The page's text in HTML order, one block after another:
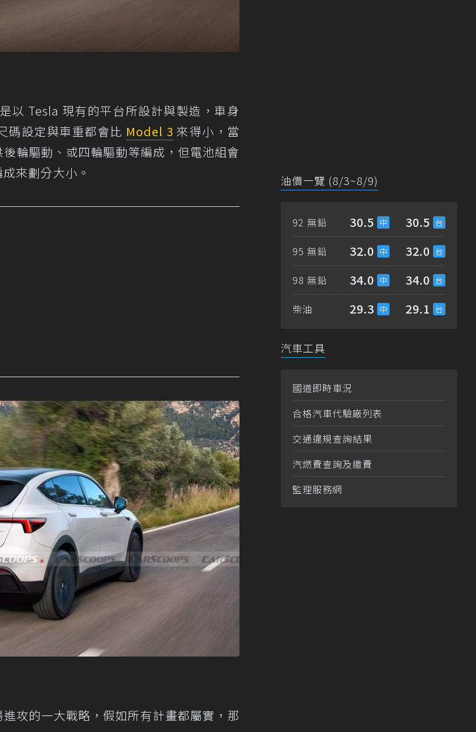
是以 Tesla 現有的平台所設計與製造，車身
碼設定與車重都會比 Model 3 來得小，當
輪驅動、或四輪驅動等編成，但電池組會
來劃分大小。
攻的一大戰略，假如所有計畫都屬實，那
油價一覽 (8/3~8/9)
92 無鉛 30.5 30.5
95 無鉛 32.0 32.0
98 無鉛 34.0 34.0
柴油 29.3 29.1
汽車工具
國道即時車況
合格汽車代驗廠列表
交通違規查詢結果
汽燃費查詢及繳費
監理服務網